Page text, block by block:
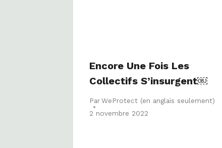
Encore Une Fois Les
Collectifs S’insurgent￼
ParWeProtect (en anglais seulement)
2 novembre 2022